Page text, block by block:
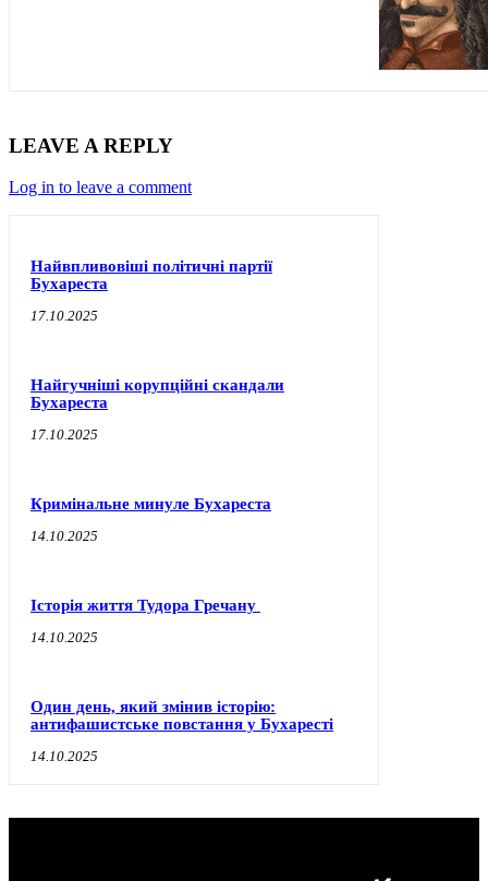
LEAVE A REPLY
Log in to leave a comment
Найвпливовіші політичні партії
Бухареста
17.10.2025
Найгучніші корупційні скандали
Бухареста
17.10.2025
Кримінальне минуле Бухареста
14.10.2025
Історія життя Тудора Гречану
14.10.2025
Один день, який змінив історію:
антифашистське повстання у Бухаресті
14.10.2025